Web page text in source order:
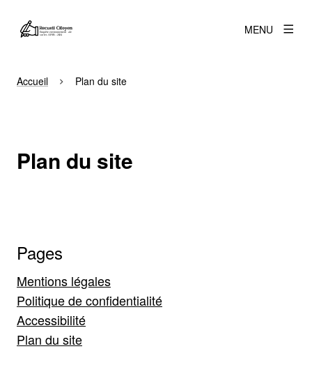
MENU
Accueil Plan du site
Plan du site
Pages
Mentions légales
Politique de confidentialité
Accessibilité
Plan du site